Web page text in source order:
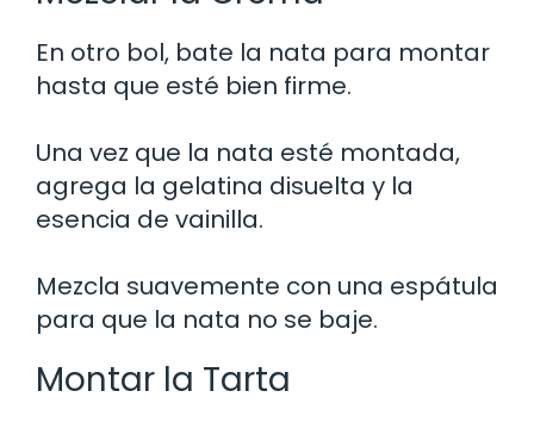
En otro bol, bate la nata para montar
hasta que esté bien firme.
Una vez que la nata esté montada,
agrega la gelatina disuelta y la
esencia de vainilla.
Mezcla suavemente con una espátula
para que la nata no se baje.
Montar la Tarta